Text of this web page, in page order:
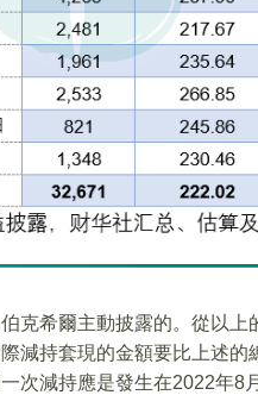
克希爾主動披露的。從以
減持套現的金額要比上述
次減持應是發生在2022年